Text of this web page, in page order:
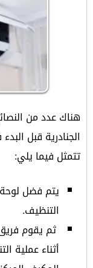
هناك عدد من
الجنادرية قبل
تتمثل فيما يلي:
يتم فضل لوحة
التنظيف.
ثم يقوم فريق
أثناء عملية